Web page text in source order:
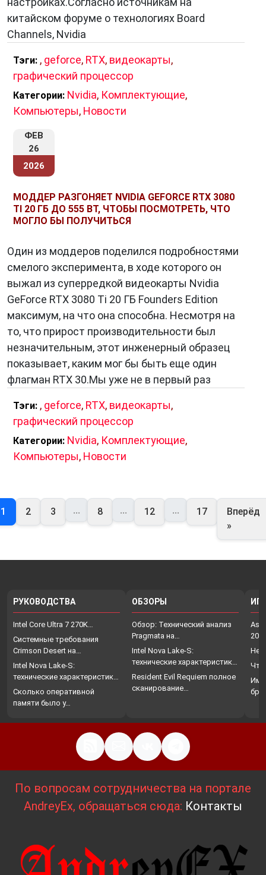
китайском форуме о технологиях Board
Channels, Nvidia
Тэги: , geforce, RTX, видеокарты,
графический процессор
Категории: Nvidia, Комплектующие,
Компьютеры, Новости
ФЕВ
26
2026
МОДДЕР РАЗГОНЯЕТ NVIDIA GEFORCE RTX 3080
TI 20 ГБ ДО 555 ВТ, ЧТОБЫ ПОСМОТРЕТЬ, ЧТО
МОГЛО БЫ ПОЛУЧИТЬСЯ
Один из моддеров поделился подробностями
смелого эксперимента, в ходе которого он
выжал из суперредкой видеокарты Nvidia
GeForce RTX 3080 Ti 20 ГБ Founders Edition
максимум, на что она способна. Несмотря на
то, что прирост производительности был
незначительным, этот инженерный образец
показывает, каким мог бы быть еще один
флагман RTX 30.Мы уже не в первый раз
Тэги: , geforce, RTX, видеокарты,
графический процессор
Категории: Nvidia, Комплектующие,
Компьютеры, Новости
1 2 3 ... 8 ... 12 ... 17
Вперёд
»
РУКОВОДСТВА
Intel Core Ultra 7 270K…
Системные требования
Crimson Desert на…
Intel Nova Lake-S:
технические характеристики,
…
Сколько оперативной
памяти было у…
ОБЗОРЫ
Обзор: Технический анализ
Pragmata на…
Intel Nova Lake-S:
технические характеристики,
…
Resident Evil Requiem полное
сканирование…
Что
По вопросам сотрудничества на портале
AndreyEx, обращаться сюда: Контакты